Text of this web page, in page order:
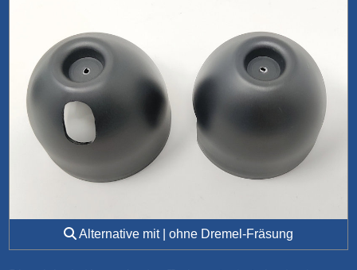
Alternative mit | ohne Dremel-Fräsung